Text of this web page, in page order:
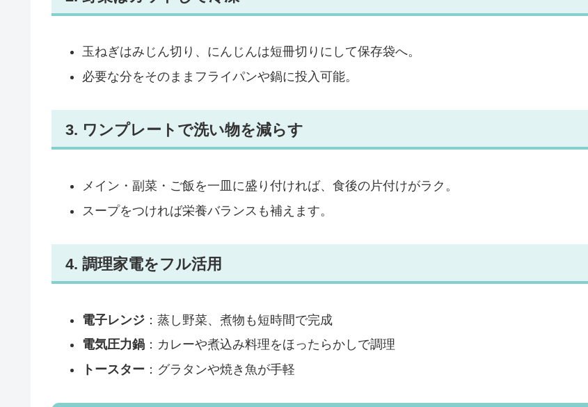
玉ねぎはみじん切り、にんじんは短冊切りにして保存袋へ。
必要な分をそのままフライパンや鍋に投入可能。
3. ワンプレートで洗い物を減らす
メイン・副菜・ご飯を一皿に盛り付ければ、食後の片付けがラク。
スープをつければ栄養バランスも補えます。
4. 調理家電をフル活用
電子レンジ：蒸し野菜、煮物も短時間で完成
電気圧力鍋：カレーや煮込み料理をほったらかしで調理
トースター：グラタンや焼き魚が手軽